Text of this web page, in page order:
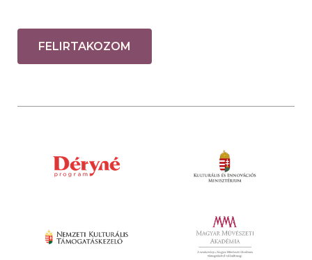
FELIRTAKOZOM